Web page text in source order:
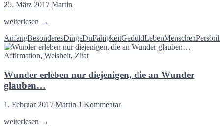
sie
sind
gleich,
sie
die
Geschöpfe
Schöpfers
sind…
lernen
und
sterben
können
ist
dasselbe…
25. März 2017 Martin
Hab
mit
allen
Dingen,
besonders
mit
dir
selbst…
weiterlesen →
AnfangBesonderesDingeDuFähigkeitGeduldLebenMenschen
Affirmation, Weisheit, Zitat
Wunder erleben nur diejenigen, die an Wunder
glauben…
1. Februar 2017 Martin 1 Kommentar
Wunder
weiterlesen →